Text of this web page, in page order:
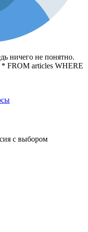
ничего не понятно.
FROM articles WHERE
с выбором